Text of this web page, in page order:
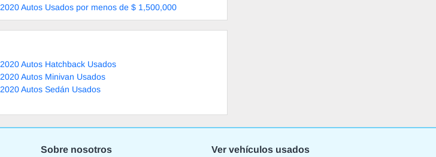
2020 Autos Usados por menos de $ 1,500,000
2020 Autos Hatchback Usados
2020 Autos Minivan Usados
2020 Autos Sedán Usados
Sobre nosotros Ver vehículos usados